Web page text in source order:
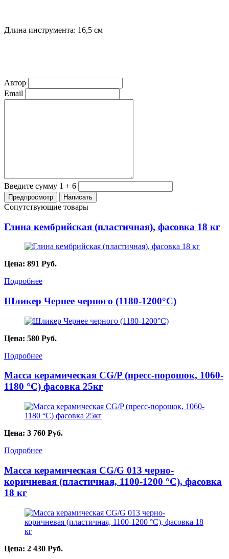
Длина инструмента: 16,5 см
Автор
Email
Введите сумму 1 + 6
Сопутствующие товары
Глина кембрийская (пластичная), фасовка 18 кг
Цена: 891 Руб.
Подробнее
Шликер Чернее черного (1180-1200°С)
Цена: 580 Руб.
Подробнее
Масса керамическая CG/P (пресс-порошок, 1060-
1180 °С) фасовка 25кг
Цена: 3 760 Руб.
Подробнее
Масса керамическая CG/G 013 черно-
коричневая (пластичная, 1100-1200 °C), фасовка
18 кг
Цена: 2 430 Руб.